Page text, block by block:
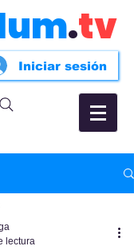
.tv
Iniciar sesión
lectura